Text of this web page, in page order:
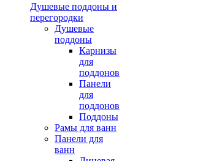
Душевые поддоны и
перегородки
Душевые
поддоны
Карнизы
для
поддонов
Панели
для
поддонов
Поддоны
Рамы для ванн
Панели для
ванн